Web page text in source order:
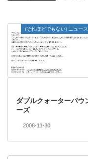
(それほどでもない) ニュース
ダブルクォーターパウ
ーズ
2008-11-30